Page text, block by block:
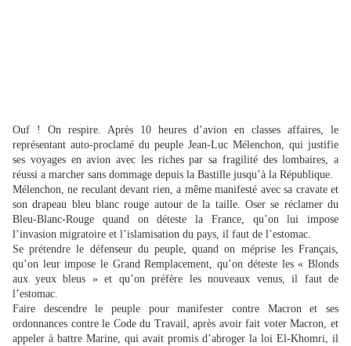
Ouf ! On respire. Après 10 heures d’avion en classes affaires, le
représentant auto-proclamé du peuple Jean-Luc Mélenchon, qui justifie
ses voyages en avion avec les riches par sa fragilité des lombaires, a
réussi a marcher sans dommage depuis la Bastille jusqu’à la République.
Mélenchon, ne reculant devant rien, a même manifesté avec sa cravate et
son drapeau bleu blanc rouge autour de la taille. Oser se réclamer du
Bleu-Blanc-Rouge quand on déteste la France, qu’on lui impose
l’invasion migratoire et l’islamisation du pays, il faut de l’estomac.
Se prétendre le défenseur du peuple, quand on méprise les Français,
qu’on leur impose le Grand Remplacement, qu’on déteste les « Blonds
aux yeux bleus » et qu’on préfère les nouveaux venus, il faut de
l’estomac.
Faire descendre le peuple pour manifester contre Macron et ses
ordonnances contre le Code du Travail, après avoir fait voter Macron, et
appeler à battre Marine, qui avait promis d’abroger la loi El-Khomri, il